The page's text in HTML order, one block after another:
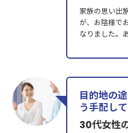
家族の思い出
が、お陰様で
なりました。
目的地の
う手配し
30代女性